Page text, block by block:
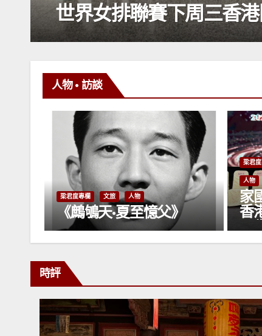
世界女排聯賽下周三香
人物 • 訪談
梁君度專欄 社團
人物
家國駐心，愛港篤行——
香港理工大學榮休教授方
平先生
梁君
《
之
時評